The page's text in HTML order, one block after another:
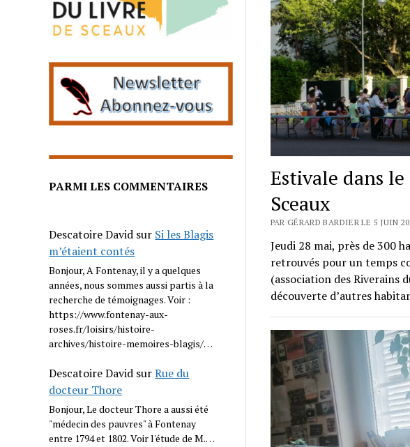
PARMI LES COMMENTAIRES
Descatoire David sur Si les Blagis
m’étaient contés
Bonjour, A Fontenay, il y a quelques
années, nous sommes aussi partis à la
recherche de témoignages. Voir :
https://www.fontenay-aux-
roses.fr/loisirs/histoire-
archives/histoire-memoires-blagis/…
Descatoire David surRue du
docteur Thore
Bonjour, Le docteur Thore a aussi été
"médecin des pauvres" à Fontenay
entre 1794 et 1802. Voir l'étude de M.…
Estivale dans
Sceaux
PAR GÉRARD BARDIER LE 5 JUIN
Jeudi 28 mai, près de 300
retrouvés pour un temps
(association des Riverains
découverte d’autres